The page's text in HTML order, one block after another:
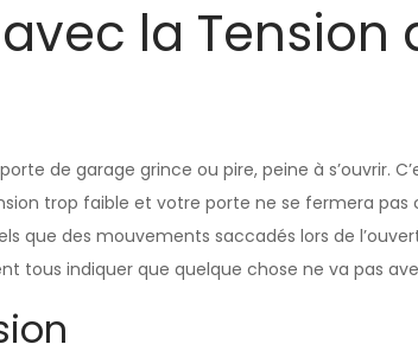
la Tension
de garage grince ou pire, peine à s’ouvrir.
trop faible et votre porte ne se fermera
que des mouvements saccadés lors de
tous indiquer que quelque chose ne va pas